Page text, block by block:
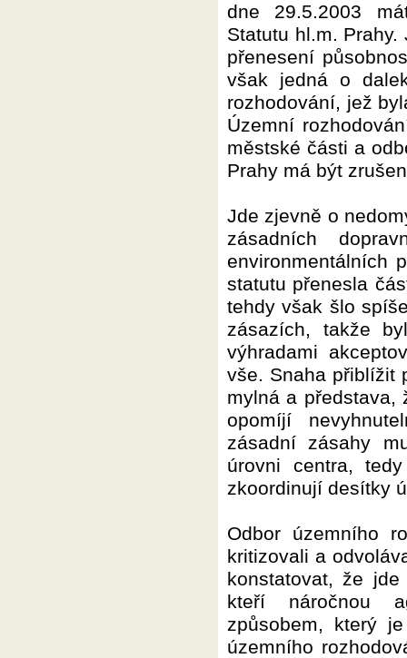
dne 29.5.2003
Statutu hl.m.
přenesení
však jedná o
rozhodování, jež
Územní
městské části a
Prahy má být
Jde zjevně o
zásadních
environmentálních
statutu přenesla
tehdy však šlo
zásazích, takže
výhradami
vše. Snaha přiblížit
mylná a představa,
opomíjí
zásadní zásahy
úrovni centra,
zkoordinují desítky
Odbor územního
kritizovali a
konstatovat, že
kteří náročnou
způsobem, který
územního